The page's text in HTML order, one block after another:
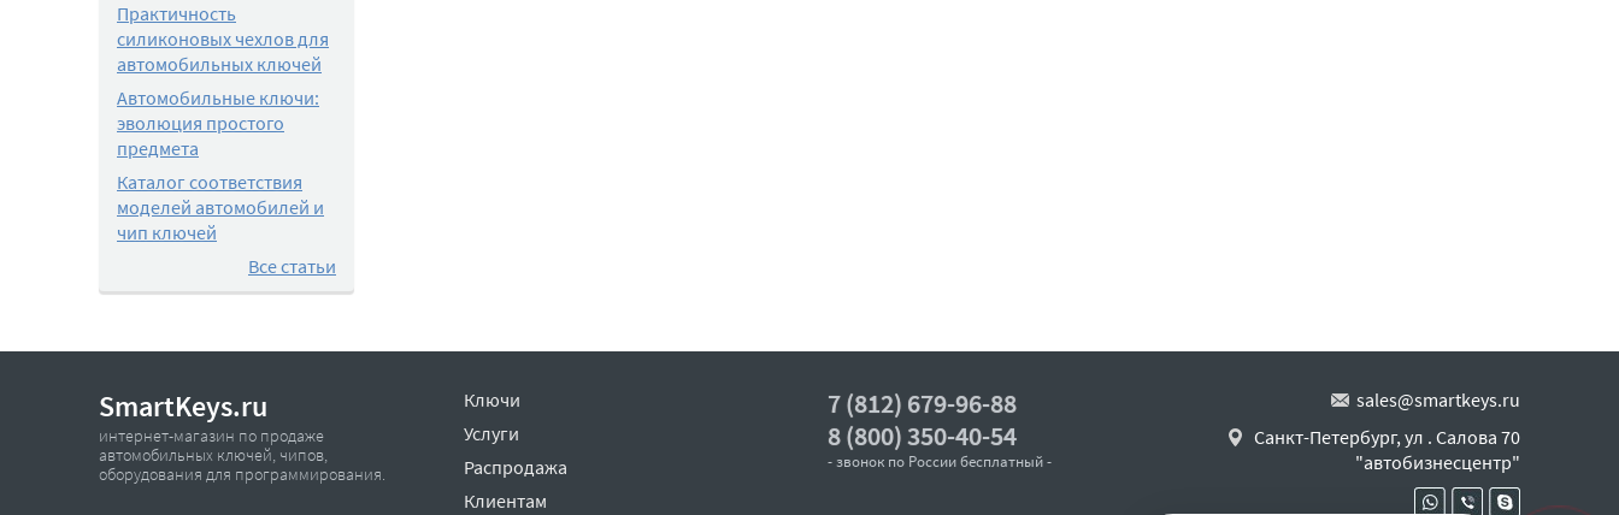
Практичность
силиконовых чехлов для
автомобильных ключей
Автомобильные ключи:
эволюция простого
предмета
Каталог соответствия
моделей автомобилей и
чип ключей
Все статьи
SmartKeys.ru
интернет-магазин по продаже
автомобильных ключей, чипов,
оборудования для программирования.
Ключи
Услуги
Распродажа
Клиентам
7 (812) 679-96-88
8 (800) 350-40-54
- звонок по России бесплатный -
sales@smartkeys.ru
Санкт-Петербург, ул . Салова 70
"автобизнесцентр"